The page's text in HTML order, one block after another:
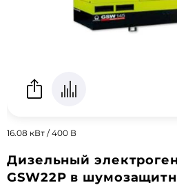
16.08 кВт / 400 В
Дизельный
GSW22P в